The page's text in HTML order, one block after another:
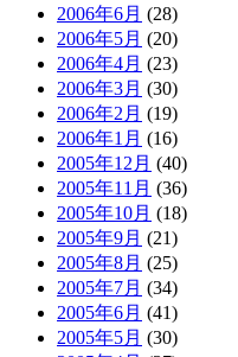
2006年6月 (28)
2006年5月 (20)
2006年4月 (23)
2006年3月 (30)
2006年2月 (19)
2006年1月 (16)
2005年12月 (40)
2005年11月 (36)
2005年10月 (18)
2005年9月 (21)
2005年8月 (25)
2005年7月 (34)
2005年6月 (41)
2005年5月 (30)